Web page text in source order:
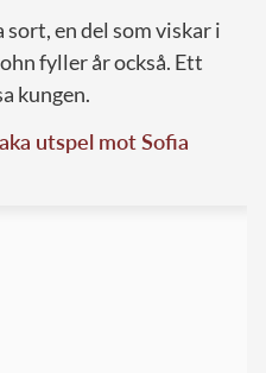
en del som viskar i
fyller år också. Ett
kungen.
utspel mot Sofia